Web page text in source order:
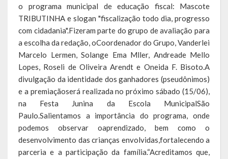
Galeria de Fotos
Publicações
Conselhos Municipais
Planos
Contas Públicas
Demonstrativos Contábeis
Prestação de Contas
o programa municipal de educação fiscal: Mascote
TRIBUTINHA e slogan "fiscalização todo dia, progresso
com cidadania".Fizeram parte do grupo de avaliação para
a escolha da redação, oCoordenador do Grupo, Vanderlei
Marcelo Lermen, Solange Ema Mller, Andreade Mello
Lopes, Roseli de Oliveira Arendt e Oneida F. Bisoto.A
divulgação da identidade dos ganhadores (pseudônimos)
e a premiaçãoserá realizada no próximo sábado (15/06),
na Festa Junina da Escola MunicipalSão
Paulo.Salientamos a importância do programa, onde
podemos observar oaprendizado, bem como o
desenvolvimento das crianças envolvidas,fortalecendo a
parceria e a participação da família.“Acreditamos que,